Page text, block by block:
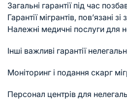
Загальні гарантії під час
Гарантії мігрантів, пов’язані
Належні медичні послуги для
Інші важливі гарантії
Моніторинг і подання скарг
Персонал центрів для